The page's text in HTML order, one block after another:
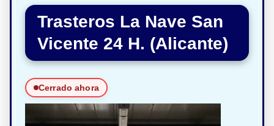
Trasteros La Nave San
Vicente 24 H. (Alicante)
Cerrado ahora